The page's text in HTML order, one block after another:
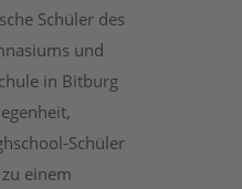
Schüler des
und
in Bitburg
Schüler
einem